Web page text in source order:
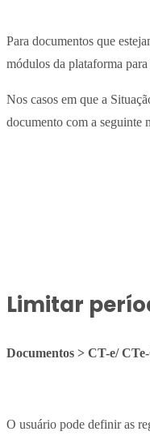
Para documentos que
módulos da plataforma
Nos casos em que a
documento com a seguinte
Limitar
Documentos > CT-e/
O usuário pode definir as